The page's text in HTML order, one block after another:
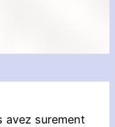
avez surement